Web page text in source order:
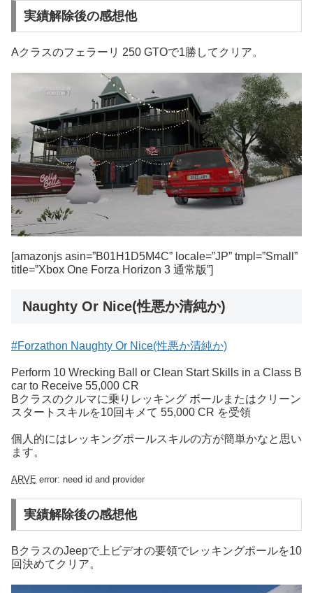
実績解除後の感想他
Aクラスのフェラーリ 250 GTOで1勝してクリア。
[amazonjs asin=”B01H1D5M4C” locale=”JP” tmpl=”Small”
title=”Xbox One Forza Horizon 3 通常版”]
Naughty Or Nice(性悪か清純か)
#Forzathon Naughty Or Nice(性悪か清純か)
Perform 10 Wrecking Ball or Clean Start Skills in a Class B
car to Receive 55,000 CR
Bクラスのクルマに乗りレッキング ボールまたはクリーン
スタートスキルを10回キメて 55,000 CR を受領
個人的にはレッキングポールスキルの方が簡単かなと思い
ます。
ARVE error: need id and provider
実績解除後の感想他
BクラスのJeepで上ビデオの要領でレッキングポールを10
回決めてクリア。